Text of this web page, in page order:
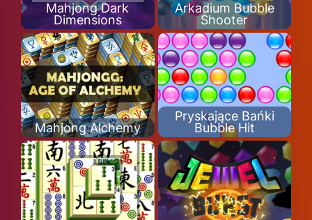
Mahjong Dark
Dimensions
Arkadium Bubble
Shooter
Mahjong Alchemy
Pryskające Bańki
Bubble Hit